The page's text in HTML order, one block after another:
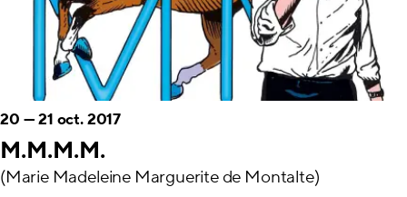
M.M.M.M.
20 —21 oct. 2017
(Marie Madeleine Marguerite de Montalte)